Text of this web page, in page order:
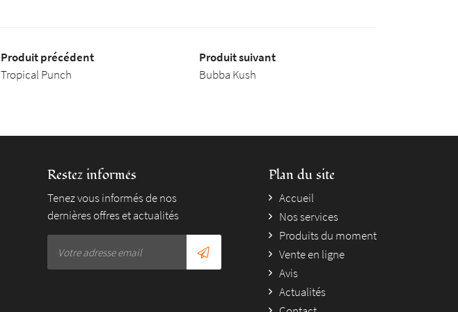
Produit précédent
Tropical Punch
Produit suivant
Bubba Kush
Restez informés
Tenez vous informés de nos
dernières offres et actualités
Plan du site
Accueil
Nos services
Produits du moment
Vente en ligne
Avis
Actualités